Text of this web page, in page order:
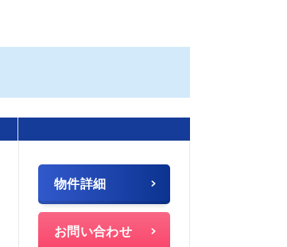
物件詳細
お問い合わせ